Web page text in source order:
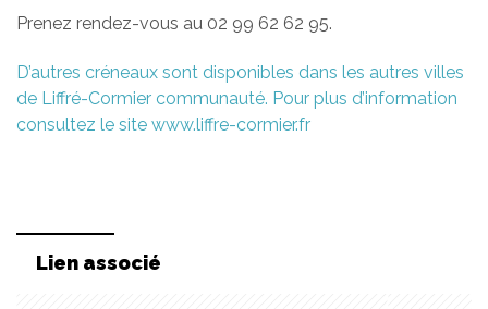
Prenez rendez-vous au 02 99 62 62 95.
D’autres créneaux sont disponibles dans les autres villes
de Liffré-Cormier communauté. Pour plus d’information
consultez le site www.liffre-cormier.fr
Lien associé